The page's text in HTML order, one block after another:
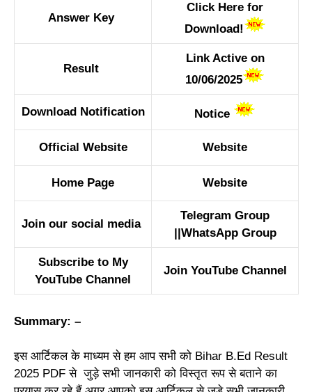
Answer Key
Click Here for
Download!
Result
Link Active on
10/06/2025
Download Notification Notice
Official Website Website
Home Page Website
Join our social media
Telegram Group
WhatsApp Group
Subscribe to My
YouTube Channel
Join YouTube Channel
Summary: –
इस आर्टिकल के माध्यम से हम आप सभी को Bihar B.Ed Result
2025 PDFसे जुड़े सभी जानकारी को विस्तृत रूप से बताने का